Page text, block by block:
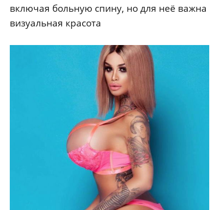
включая больную спину, но для неё важна
визуальная красота